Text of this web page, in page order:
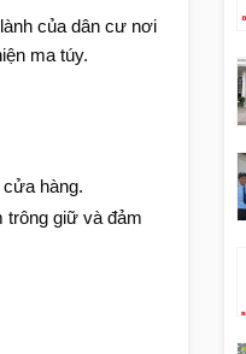
của dân cư nơi
ma túy.
hàng.
trông giữ và đảm